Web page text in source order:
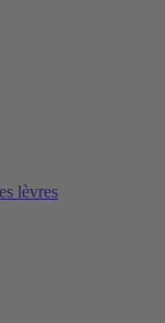
lèvres